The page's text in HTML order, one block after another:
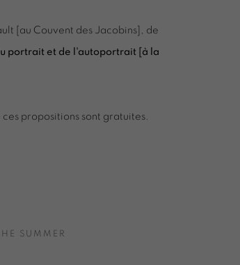
[au Couvent des Jacobins], de
portrait et de l'autoportrait [à la
propositions sont gratuites.
SUMMER